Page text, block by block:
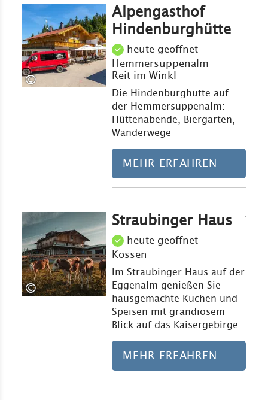
©
Alpengasthof
Hindenburghütte
heute geöffnet
Hemmersuppenalm
Reit im Winkl
Die Hindenburghütte auf
der Hemmersuppenalm:
Hüttenabende, Biergarten,
Wanderwege
MEHR ERFAHREN
©
Straubinger Haus
heute geöffnet
Kössen
Im Straubinger Haus auf der
Eggenalm genießen Sie
hausgemachte Kuchen und
Speisen mit grandiosem
Blick auf das Kaisergebirge.
MEHR ERFAHREN